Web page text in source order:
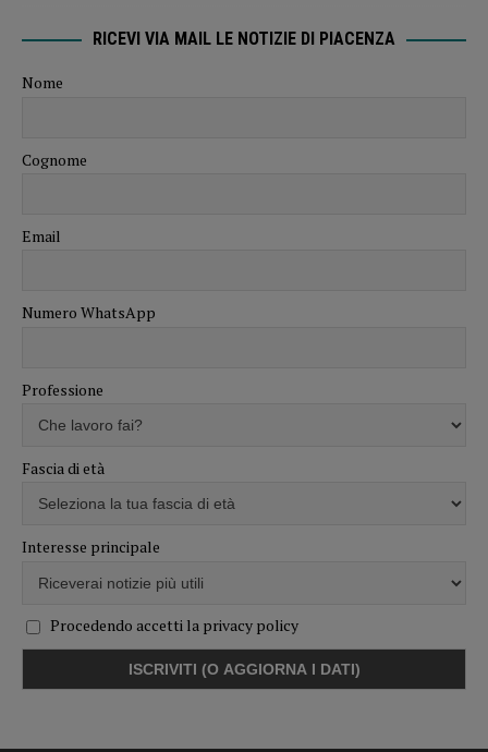
RICEVI VIA MAIL LE NOTIZIE DI PIACENZA
Nome
Cognome
Email
Numero WhatsApp
Professione
Fascia di età
Interesse principale
Procedendo accetti la privacy policy